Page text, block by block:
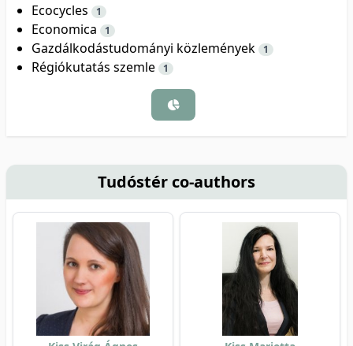
Ecocycles 1
Economica 1
Gazdálkodástudományi közlemények 1
Régiókutatás szemle 1
Tudóstér co-authors